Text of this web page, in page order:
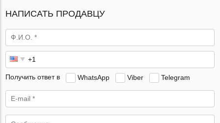
НАПИСАТЬ ПРОДАВЦУ
Получить ответ в WhatsApp Viber Telegram